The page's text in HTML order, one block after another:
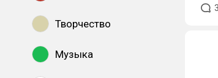
Творчество
Музыка